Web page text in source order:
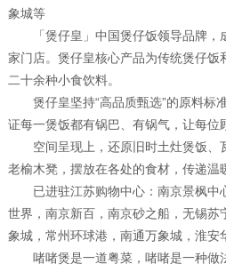
象城等
「煲仔皇」中国煲仔饭领导品牌，
家门店。煲仔皇核心产品为传统煲仔饭
二十余种小食饮料。
煲仔皇坚持“高品质甄选”的原料标准
证每一煲饭都有锅巴、有锅气，让每位
空间呈现上，还原旧时土灶煲饭、
老榆木凳，摆放在各处的食材，传递温
已进驻江苏购物中心：南京景枫中
世界，南京新百，南京砂之船，无锡苏
象城，常州环球港，南通万象城，淮安
啫啫煲是一道粤菜，啫啫是一种做